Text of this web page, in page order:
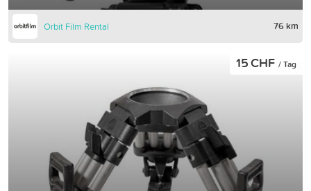
Orbit Film Rental 76 km
15 CHF / Tag